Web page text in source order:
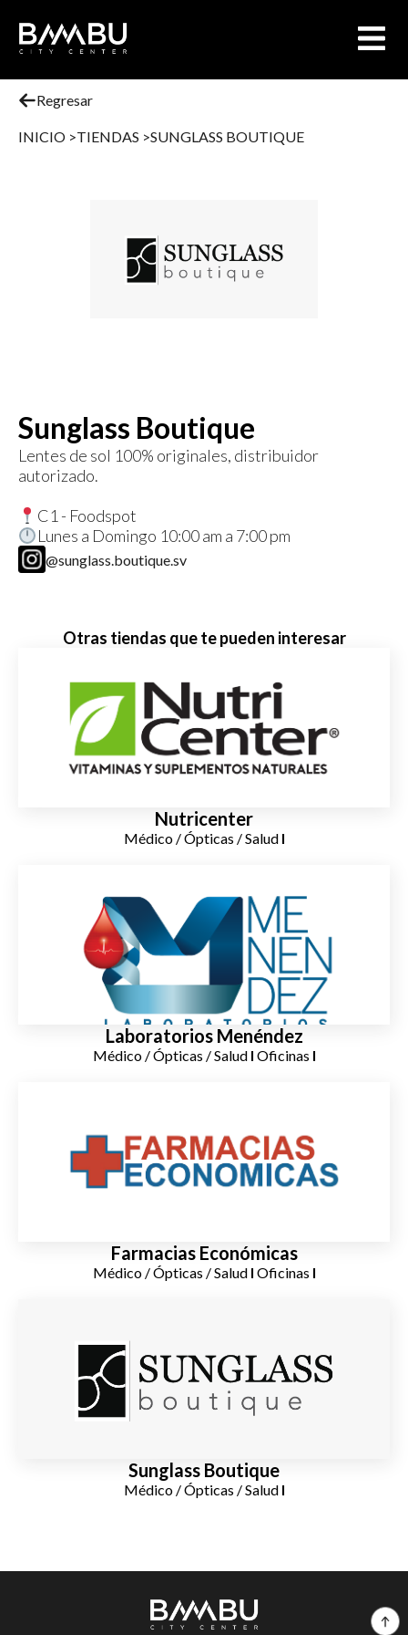
Regresar
INICIO >TIENDAS >SUNGLASS BOUTIQUE
Sunglass Boutique
Lentes de sol 100% originales, distribuidor
autorizado.
C1 - Foodspot
Lunes a Domingo 10:00 am a 7:00 pm
@sunglass.boutique.sv
Otras tiendas que te pueden interesar
Nutricenter
Médico / Ópticas / Salud I
Laboratorios Menéndez
Médico / Ópticas / Salud I Oficinas I
Farmacias Económicas
Médico / Ópticas / Salud I Oficinas I
Sunglass Boutique
Médico / Ópticas / Salud I